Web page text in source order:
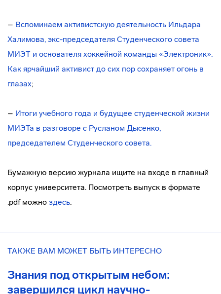
– Вспоминаем активистскую деятельность Ильдара
Халимова, экс-председателя Студенческого совета
МИЭТ и основателя хоккейной команды «Электроник».
Как ярчайший активист до сих пор сохраняет огонь в
глазах;
– Итоги учебного года и будущее студенческой жизни
МИЭТа в разговоре с Русланом Дысенко,
председателем Студенческого совета.
Бумажную версию журнала ищите на входе в главный
корпус университета. Посмотреть выпуск в формате
.pdf можно здесь.
ТАКЖЕ ВАМ МОЖЕТ БЫТЬ ИНТЕРЕСНО
Знания под открытым небом:
завершился цикл научно-